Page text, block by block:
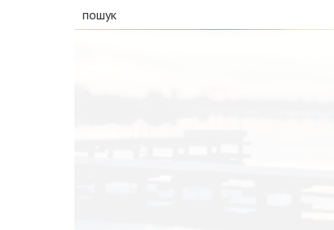
пошук